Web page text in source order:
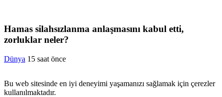
Hamas silahsızlanma anlaşmasını kabul etti,
zorluklar neler?
Dünya 15 saat önce
Bu web sitesinde en iyi deneyimi yaşamanızı sağlamak için çerezler
kullanılmaktadır.